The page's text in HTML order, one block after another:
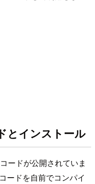
とインストール
ードが公開されていま
ードを自前でコンパイ